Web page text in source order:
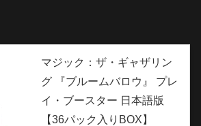
マジック：ザ・ギャザリン
グ 『ブルームバロウ』 プレ
イ・ブースター 日本語版
【36パック入りBOX】